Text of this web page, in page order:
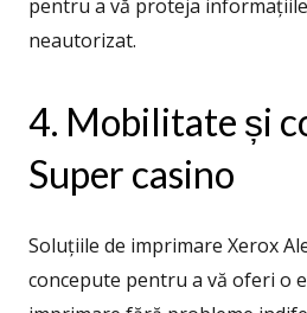
pentru a vă proteja
neautorizat.
4. Mobilitate și
Super casino
Soluțiile de imprimare Xerox
concepute pentru a vă oferi o